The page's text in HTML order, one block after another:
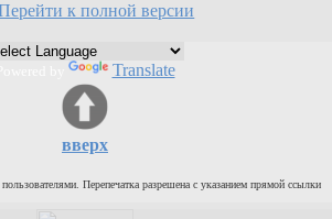
к полной версии
Translate
вверх
Перепечатка разрешена с указанием прямой ссылки